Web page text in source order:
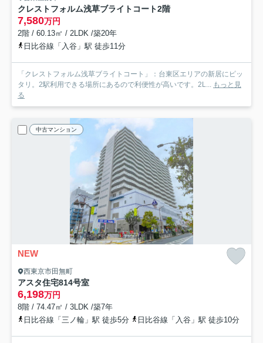
クレストフォルム浅草ブライトコート2階
7,580万円
2階 / 60.13㎡ / 2LDK /築20年
日比谷線「入谷」駅 徒歩11分
「クレストフォルム浅草ブライトコート」：台東区エリアの新居にピッ
タリ。2駅利用できる場所にあるので利便性が高いです。2L... もっと見
る
中古マンション
NEW
西東京市田無町
アスタ住宅814号室
6,198万円
8階 / 74.47㎡ / 3LDK /築7年
日比谷線「三ノ輪」駅 徒歩5分
日比谷線「入谷」駅 徒歩10分